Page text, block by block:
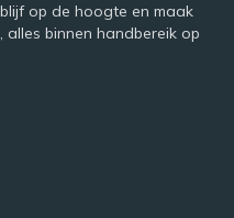
op de hoogte en maak
binnen handbereik op